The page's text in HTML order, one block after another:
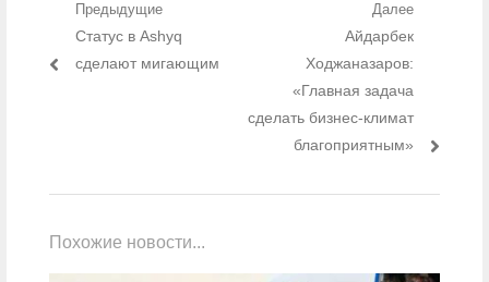
Навигация по записям
Предыдущие
Предыдущий пост:
Статус в Ashyq
сделают мигающим
Далее
Следующий
пост:
Айдарбек
Ходжаназаров:
«Главная задача
сделать бизнес-климат
благоприятным»
Похожие новости...